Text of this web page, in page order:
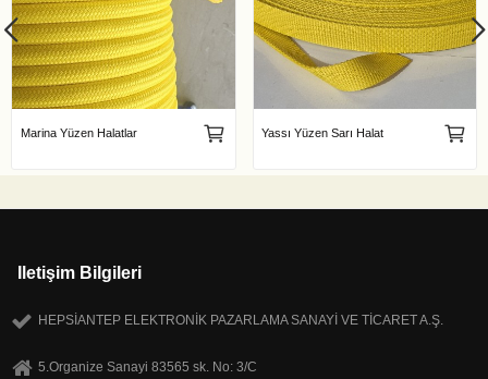
Marina Yüzen Halatlar Yassı Yüzen Sarı Halat
Iletişim Bilgileri
HEPSİANTEP ELEKTRONİK PAZARLAMA SANAYİ VE TİCARET A.Ş.
5.Organize Sanayi 83565 sk. No: 3/C